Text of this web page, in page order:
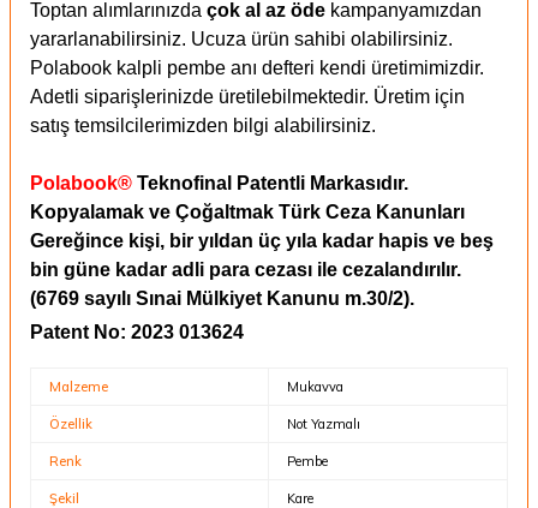
Toptan alımlarınızda çok al az öde kampanyamızdan
yararlanabilirsiniz. Ucuza ürün sahibi olabilirsiniz.
Polabook kalpli pembe anı defteri kendi üretimimizdir.
Adetli siparişlerinizde üretilebilmektedir. Üretim için
satış temsilcilerimizden bilgi alabilirsiniz.
Polabook® Teknofinal Patentli Markasıdır.
Kopyalamak ve Çoğaltmak Türk Ceza Kanunları
Gereğince kişi, bir yıldan üç yıla kadar hapis ve beş
bin güne kadar adli para cezası ile cezalandırılır.
(6769 sayılı Sınai Mülkiyet Kanunu m.30/2).
Patent No: 2023 013624
Malzeme Mukavva
Özellik Not Yazmalı
Renk Pembe
Şekil Kare